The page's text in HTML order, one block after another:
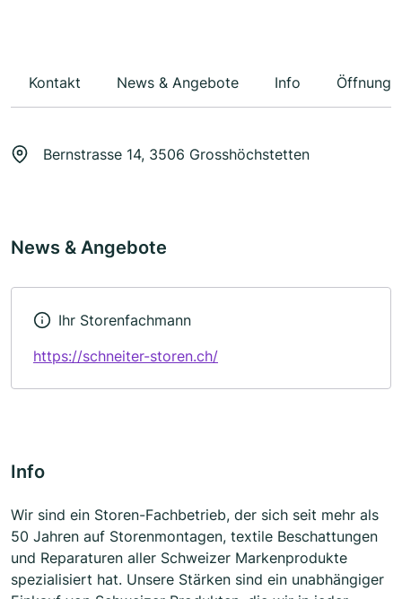
Kontakt News & Angebote Info
Bernstrasse 14, 3506 Grosshöchstetten
News & Angebote
Ihr Storenfachmann
https://schneiter-storen.ch/
Info
Wir sind ein Storen-Fachbetrieb, der sich seit mehr als
50 Jahren auf Storenmontagen, textile Beschattungen
und Reparaturen aller Schweizer Markenprodukte
spezialisiert hat. Unsere Stärken sind ein unabhängiger